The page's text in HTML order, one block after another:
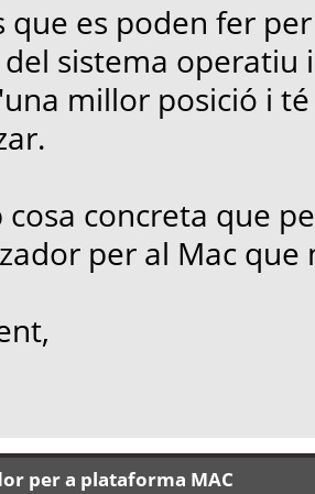
que es poden fer
sistema operatiu
millor posició i
cosa concreta que
per al Mac que
per a plataforma MAC